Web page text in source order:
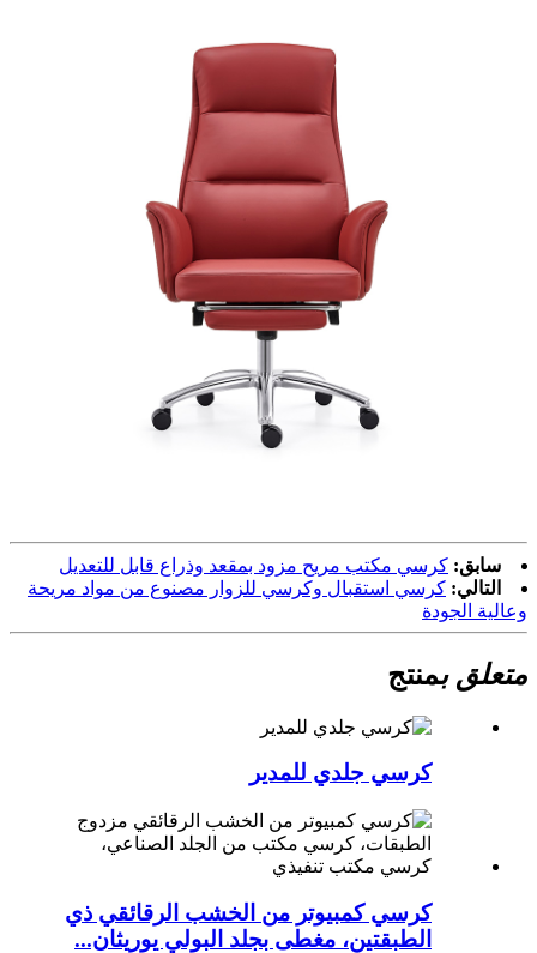
سابق: كرسي مكتب مريح مزود بمقعد وذراع قابل للتعديل
التالي: كرسي استقبال وكرسي للزوار مصنوع من مواد مريحة
وعالية الجودة
متعلق بمنتج
كرسي جلدي للمدير
كرسي كمبيوتر من الخشب الرقائقي ذي
الطبقتين، مغطى بجلد البولي يوريثان...